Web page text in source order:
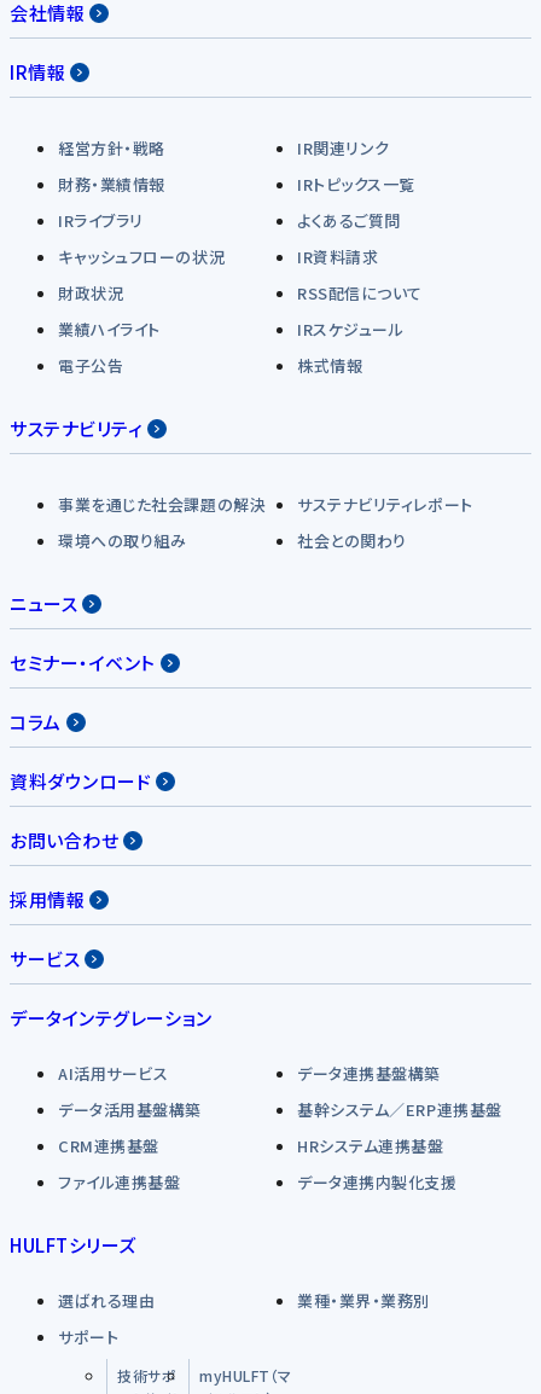
会社情報
IR情報
経営方針・戦略
IR関連リンク
財務・業績情報
IRトピックス一覧
IRライブラリ
よくあるご質問
キャッシュフローの状況
IR資料請求
財政状況
RSS配信について
業績ハイライト
IRスケジュール
電子公告
株式情報
サステナビリティ
事業を通じた社会課題の解決
サステナビリティレポート
環境への取り組み
社会との関わり
ニュース
セミナー・イベント
コラム
資料ダウンロード
お問い合わせ
採用情報
サービス
データインテグレーション
AI活用サービス
データ連携基盤構築
データ活用基盤構築
基幹システム／ERP連携基盤
CRM連携基盤
HRシステム連携基盤
ファイル連携基盤
データ連携内製化支援
HULFTシリーズ
選ばれる理由
業種・業界・業務別
サポート
技術サポ
myHULFT（マ